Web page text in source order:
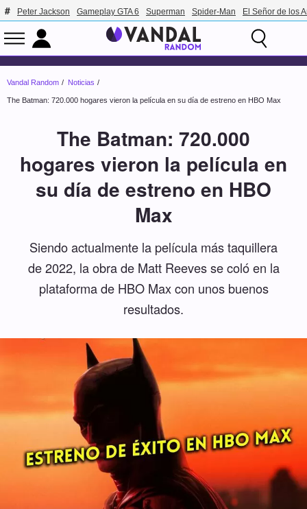
Peter Jackson Gameplay GTA 6 Superman Spider-Man El Señor de los
Vandal Random Noticias
The Batman: 720.000 hogares vieron la película en su día de estreno en HBO Max
The Batman: 720.000
hogares vieron la película en
su día de estreno en HBO
Max
Siendo actualmente la película más taquillera
de 2022, la obra de Matt Reeves se coló en la
plataforma de HBO Max con unos buenos
resultados.